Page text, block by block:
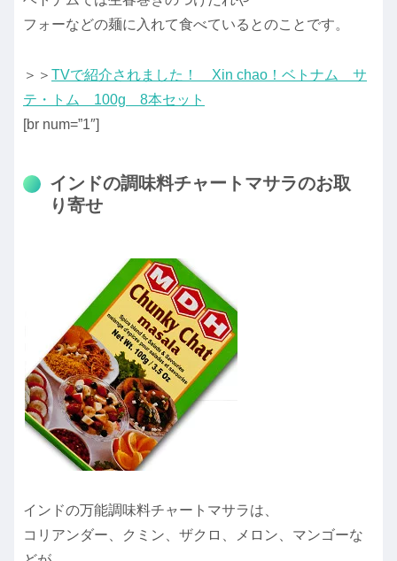
フォーなどの麺に入れて食べているとのことです。
＞＞ TVで紹介されました！ Xin chao！ベトナム サ
テ・トム 100g 8本セット
[br num=”1″]
インドの調味料チャートマサラのお取
り寄せ
インドの万能調味料チャートマサラは、
コリアンダー、クミン、ザクロ、メロン、マンゴーな